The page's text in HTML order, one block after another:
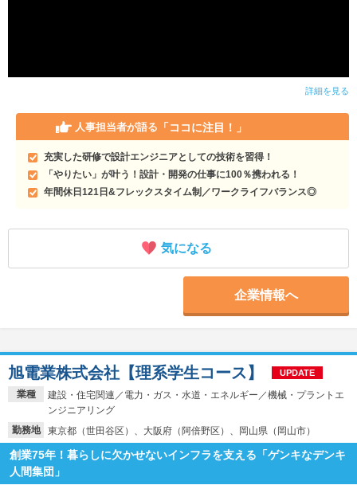
詳細を見る
人事担当者が語る 「ココに注目！」
充実した研修で設計エンジニアとしての技術を習得！
「やりたい」が叶う！設計・開発の仕事に100％携われる！
年間休日121日&フレックスタイム制／ワークライフバランス◎
気になる
企業情報へ
業種
建設・住宅関連／電力・ガス・水道・エネルギー／機械・プラントエ
ンジニアリング
勤務地
東京都（世田谷区）、大阪府（阿倍野区）、岡山県（岡山市）
旭電業株式会社【理系学生コース】 UPDATE
創業75年！暮らしに欠かせないインフラを支える「ゲンキなデンキ
人間集団」